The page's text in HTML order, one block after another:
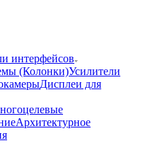
интерфейсов
(Колонки)Усилители
Дисплеи для
Архитектурное